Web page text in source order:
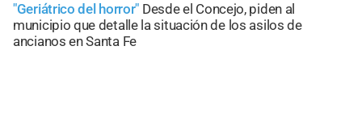
"Geriátrico del horror" Desde el Concejo, piden al
municipio que detalle la situación de los asilos de
ancianos en Santa Fe